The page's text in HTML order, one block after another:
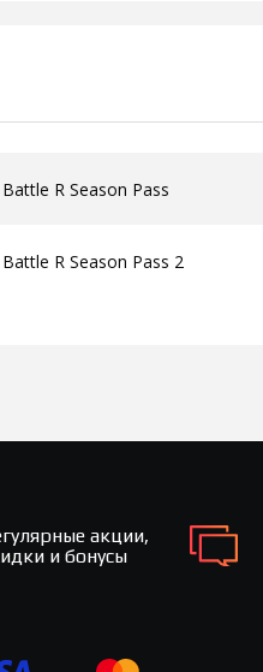
R Season Pass
R Season Pass 2
акции,
и бонусы